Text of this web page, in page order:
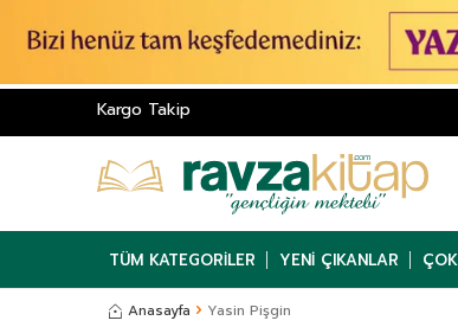
Kargo Takip
TÜM KATEGORILER YENI ÇIKANLAR
Anasayfa Yasin Pişgin